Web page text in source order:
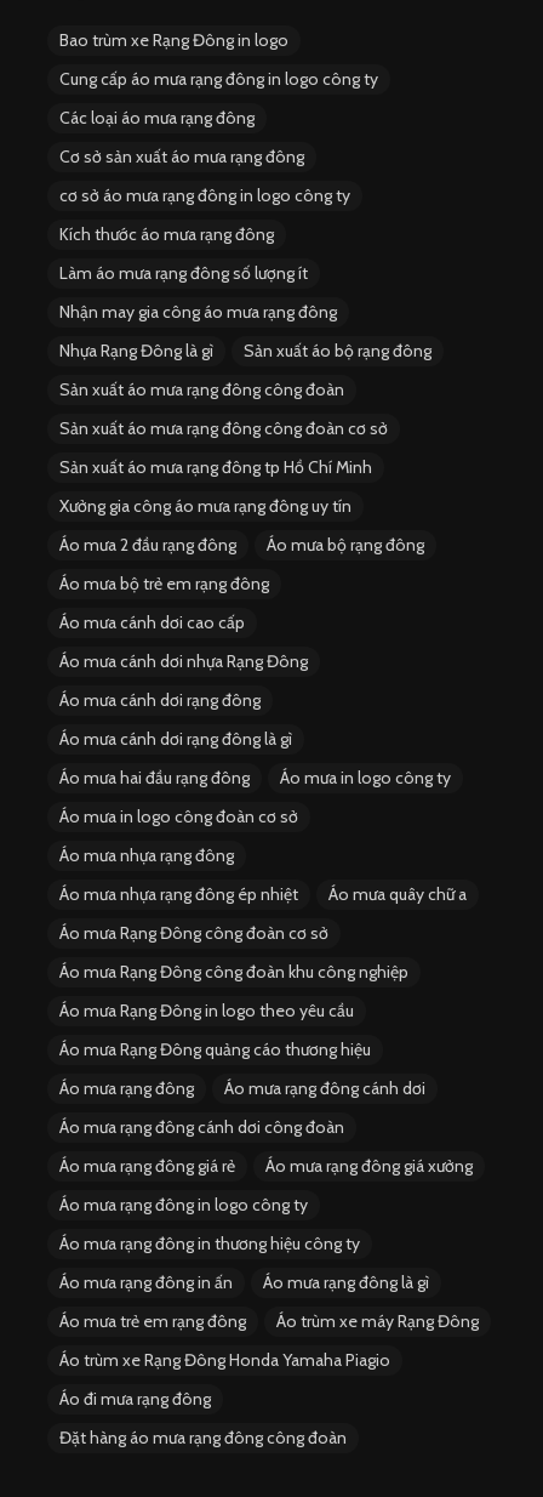
Bao trùm xe Rạng Đông in logo
Cung cấp áo mưa rạng đông in logo công ty
Các loại áo mưa rạng đông
Cơ sở sản xuất áo mưa rạng đông
cơ sở áo mưa rạng đông in logo công ty
Kích thước áo mưa rạng đông
Làm áo mưa rạng đông số lượng ít
Nhận may gia công áo mưa rạng đông
Nhựa Rạng Đông là gì
Sản xuất áo bộ rạng đông
Sản xuất áo mưa rạng đông công đoàn
Sản xuất áo mưa rạng đông công đoàn cơ sở
Sản xuất áo mưa rạng đông tp Hồ Chí Minh
Xưởng gia công áo mưa rạng đông uy tín
Áo mưa 2 đầu rạng đông
Áo mưa bộ rạng đông
Áo mưa bộ trẻ em rạng đông
Áo mưa cánh dơi cao cấp
Áo mưa cánh dơi nhựa Rạng Đông
Áo mưa cánh dơi rạng đông
Áo mưa cánh dơi rạng đông là gì
Áo mưa hai đầu rạng đông
Áo mưa in logo công ty
Áo mưa in logo công đoàn cơ sở
Áo mưa nhựa rạng đông
Áo mưa nhựa rạng đông ép nhiệt
Áo mưa quây chữ a
Áo mưa Rạng Đông công đoàn cơ sở
Áo mưa Rạng Đông công đoàn khu công nghiệp
Áo mưa Rạng Đông in logo theo yêu cầu
Áo mưa Rạng Đông quảng cáo thương hiệu
Áo mưa rạng đông
Áo mưa rạng đông cánh dơi
Áo mưa rạng đông cánh dơi công đoàn
Áo mưa rạng đông giá rẻ
Áo mưa rạng đông giá xưởng
Áo mưa rạng đông in logo công ty
Áo mưa rạng đông in thương hiệu công ty
Áo mưa rạng đông in ấn
Áo mưa rạng đông là gì
Áo mưa trẻ em rạng đông
Áo trùm xe máy Rạng Đông
Áo trùm xe Rạng Đông Honda Yamaha Piagio
Áo đi mưa rạng đông
Đặt hàng áo mưa rạng đông công đoàn